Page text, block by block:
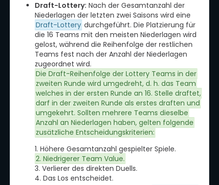
Draft-Lottery: Nach der Gesamtanzahl der
Niederlagen der letzten zwei Saisons wird eine
Draft-Lottery durchgeführt. Die Platzierung für
die 16 Teams mit den meisten Niederlagen wird
gelost, während die Reihenfolge der restlichen
Teams fest nach der Anzahl der Niederlagen
zugeordnet wird.
Die Draft-Reihenfolge der Lottery Teams in der
zweiten Runde wird umgedreht, d. h. das Team
welches in der ersten Runde an 16. Stelle draftet,
darf in der zweiten Runde als erstes draften und
umgekehrt. Sollten mehrere Teams dieselbe
Anzahl an Niederlagen haben, gelten folgende
zusätzliche Entscheidungskriterien:
1. Höhere Gesamtanzahl gespielter Spiele.
2. Niedrigerer Team Value.
3. Verlierer des direkten Duells.
4. Das Los entscheidet.